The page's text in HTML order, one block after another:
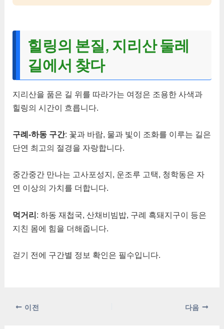
힐링의 본질, 지리산 둘레
길에서 찾다
지리산을 품은 길 위를 따라가는 여정은 조용한 사색과
힐링의 시간이 흐릅니다.
구례-하동 구간: 꽃과 바람, 물과 빛이 조화를 이루는 길은
단연 최고의 절경을 자랑합니다.
중간중간 만나는 고사포성지, 운조루 고택, 청학동은 자
연 이상의 가치를 더합니다.
먹거리: 하동 재첩국, 산채비빔밥, 구례 흑돼지구이 등은
지친 몸에 힘을 더해줍니다.
걷기 전에 구간별 정보 확인은 필수입니다.
이전 다음